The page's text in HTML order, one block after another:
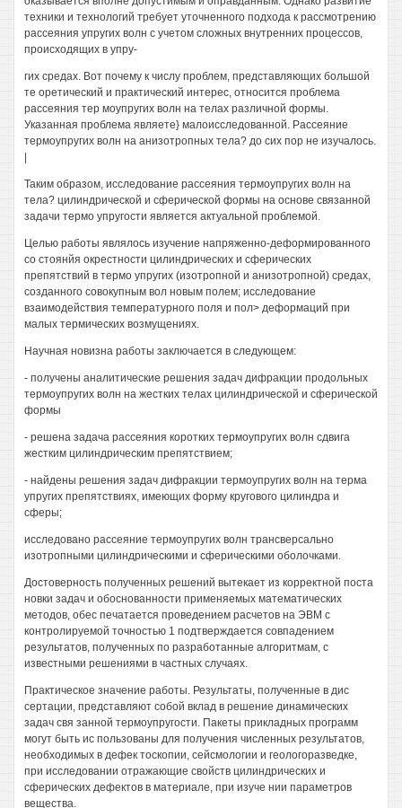
техники и технологий требует уточненного подхода к рассмотрению
рассеяния упругих волн с учетом сложных внутренних процессов,
происходящих в упру-
гих средах. Вот почему к числу проблем, представляющих большой
те оретический и практический интерес, относится проблема
рассеяния тер моупругих волн на телах различной формы.
Указанная проблема являете} малоисследованной. Рассеяние
термоупругих волн на анизотропных тела? до сих пор не изучалось.
Таким образом, исследование рассеяния термоупругих волн на
тела? цилиндрической и сферической формы на основе связанной
задачи термо упругости является актуальной проблемой.
Целью работы являлось изучение напряженно-деформированного
со стоянйя окрестности цилиндрических и сферических
препятствий в термо упругих (изотропной и анизотропной) средах,
созданного совокупным вол новым полем; исследование
взаимодействия температурного поля и пол> деформаций при
малых термических возмущениях.
Научная новизна работы заключается в следующем:
- получены аналитические решения задач дифракции продольных
термоупругих волн на жестких телах цилиндрической и сферической
формы
- решена задача рассеяния коротких термоупругих волн сдвига
жестким цилиндрическим препятствием;
- найдены решения задач дифракции термоупругих волн на терма
упругих препятствиях, имеющих форму кругового цилиндра и
сферы;
исследовано рассеяние термоупругих волн трансверсально
изотропными цилиндрическими и сферическими оболочками.
Достоверность полученных решений вытекает из корректной поста
новки задач и обоснованности применяемых математических
методов, обес печатается проведением расчетов на ЭВМ с
контролируемой точностью 1 подтверждается совпадением
результатов, полученных по разработанные алгоритмам, с
известными решениями в частных случаях.
Практическое значение работы. Результаты, полученные в дис
сертации, представляют собой вклад в решение динамических
задач свя занной термоупругости. Пакеты прикладных программ
могут быть ис пользованы для получения численных результатов,
необходимых в дефек тоскопии, сейсмологии и геологоразведке,
при исследовании отражающие свойств цилиндрических и
сферических дефектов в материале, при изуче нии параметров
вещества.